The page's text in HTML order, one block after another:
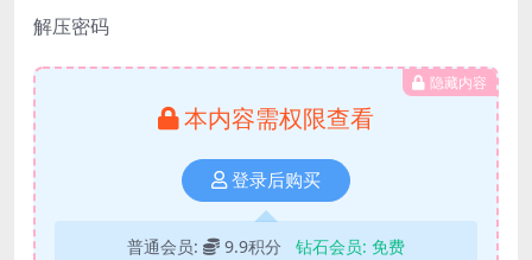
解压密码
隐藏内容
本内容需权限查看
登录后购买
普通会员: 9.9积分 钻石会员: 免费